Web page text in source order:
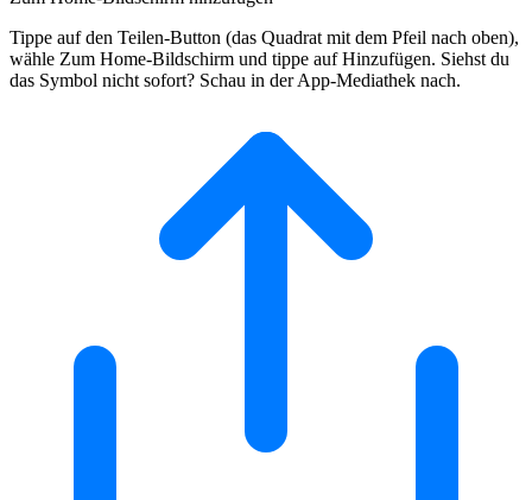
Tippe auf den Teilen-Button (das Quadrat mit dem Pfeil nach oben),
wähle Zum Home-Bildschirm und tippe auf Hinzufügen. Siehst du
das Symbol nicht sofort? Schau in der App-Mediathek nach.